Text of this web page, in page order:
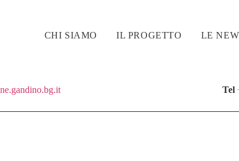
CHI SIAMO IL PROGETTO LE
Tel